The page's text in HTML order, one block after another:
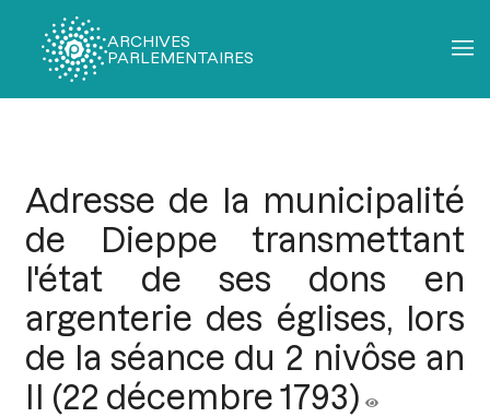
ARCHIVES
PARLEMENTAIRES
Adresse de la municipalité
de Dieppe transmettant
l'état de ses dons en
argenterie des églises, lors
de la séance du 2 nivôse an
II (22 décembre 1793)